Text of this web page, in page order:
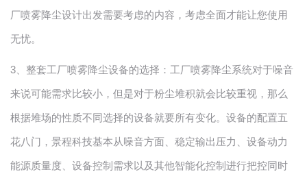
厂喷雾降尘设计出发需要考虑的内容，考虑全面才能让您使用
无忧。
3 、整套工厂喷雾降尘设备的选择：工厂喷雾降尘系统对于噪音
来说可能需求比较小，但是对于粉尘堆积就会比较重视，那么
根据堆场的性质不同选择的设备就要所有变化。设备的配置五
花八门，景程科技基本从噪音方面、稳定输出压力、设备动力
能源质量度、设备控制需求以及其他智能化控制进行把控同时